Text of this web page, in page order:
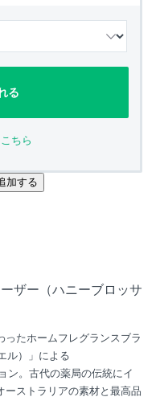
る
ちら
加する
ザー（ハニーブロッサ
ったホームフレグランスブラ
ル）」による
ン。古代の薬局の伝統にイ
ーストラリアの素材と最高品